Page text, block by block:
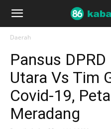
Daerah
Pansus
Utara Vs Tim
Covid-19,
Meradang